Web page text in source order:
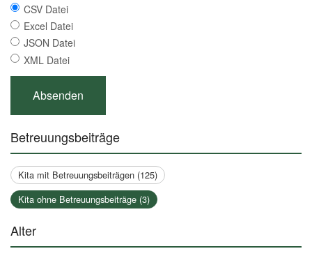
CSV Datei
Excel Datei
JSON Datei
XML Datei
Betreuungsbeiträge
Kita mit Betreuungsbeiträgen (125)
Kita ohne Betreuungsbeiträge (3)
Alter